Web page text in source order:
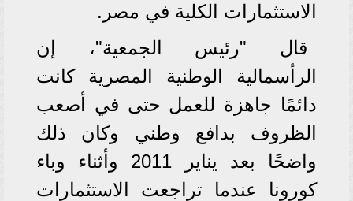
الاستثمارات الكلية في مصر.
قال "رئيس الجمعية"، إن
الرأسمالية الوطنية المصرية كانت
دائمًا جاهزة للعمل حتى في أصعب
الظروف بدافع وطني وكان ذلك
واضحًا بعد يناير 2011 وأثناء وباء
كورونا عندما تراجعت الاستثمارات